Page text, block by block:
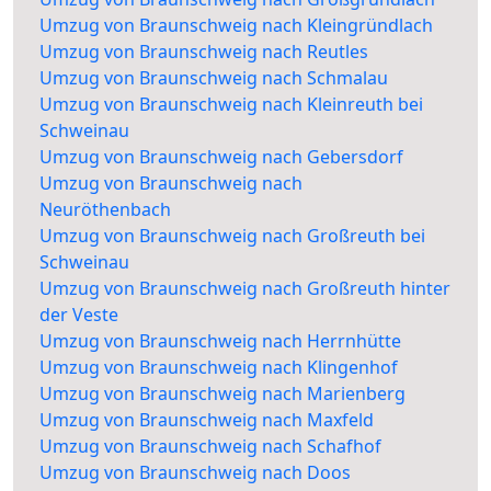
Umzug von Braunschweig nach Kleingründlach
Umzug von Braunschweig nach Reutles
Umzug von Braunschweig nach Schmalau
Umzug von Braunschweig nach Kleinreuth bei
Schweinau
Umzug von Braunschweig nach Gebersdorf
Umzug von Braunschweig nach
Neuröthenbach
Umzug von Braunschweig nach Großreuth bei
Schweinau
Umzug von Braunschweig nach Großreuth hinter
der Veste
Umzug von Braunschweig nach Herrnhütte
Umzug von Braunschweig nach Klingenhof
Umzug von Braunschweig nach Marienberg
Umzug von Braunschweig nach Maxfeld
Umzug von Braunschweig nach Schafhof
Umzug von Braunschweig nach Doos